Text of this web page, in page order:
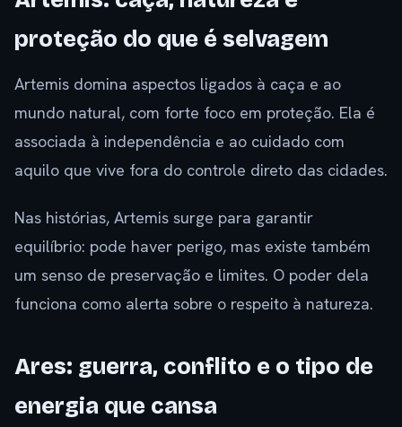
proteção do que é selvagem
Artemis domina aspectos ligados à caça e ao
mundo natural, com forte foco em proteção. Ela é
associada à independência e ao cuidado com
aquilo que vive fora do controle direto das cidades.
Nas histórias, Artemis surge para garantir
equilíbrio: pode haver perigo, mas existe também
um senso de preservação e limites. O poder dela
funciona como alerta sobre o respeito à natureza.
Ares: guerra, conflito e o tipo de
energia que cansa